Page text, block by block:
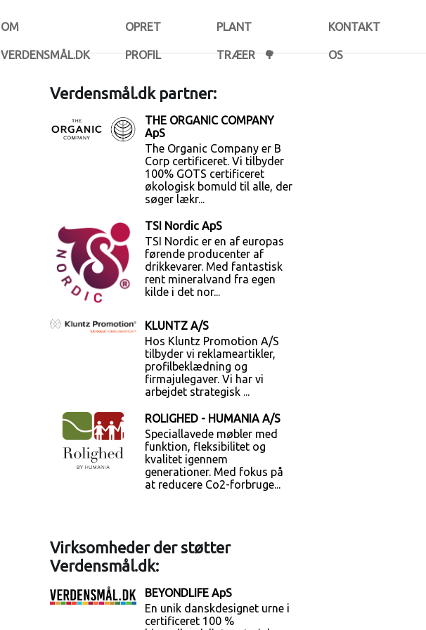
OM
VERDENSMÅL.DK
OPRET
PROFIL
PLANT
TRÆER 🌳
KONTAKT
OS
Verdensmål.dk partner:
THE ORGANIC COMPANY
ApS
The Organic Company er B
Corp certificeret. Vi tilbyder
100% GOTS certificeret
økologisk bomuld til alle, der
søger lækr...
TSI Nordic ApS
TSI Nordic er en af europas
førende producenter af
drikkevarer. Med fantastisk
rent mineralvand fra egen
kilde i det nor...
KLUNTZ A/S
Hos Kluntz Promotion A/S
tilbyder vi reklameartikler,
profilbeklædning og
firmajulegaver. Vi har vi
arbejdet strategisk ...
ROLIGHED - HUMANIA A/S
Speciallavede møbler med
funktion, fleksibilitet og
kvalitet igennem
generationer. Med fokus på
at reducere Co2-forbruge...
Virksomheder der støtter
Verdensmål.dk:
BEYONDLIFE ApS
En unik danskdesignet urne i
certificeret 100 %